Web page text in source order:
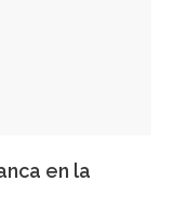
en la